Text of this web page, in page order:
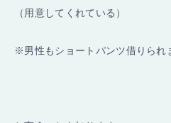
（用意してくれている）
※男性もショートパンツ借りられ